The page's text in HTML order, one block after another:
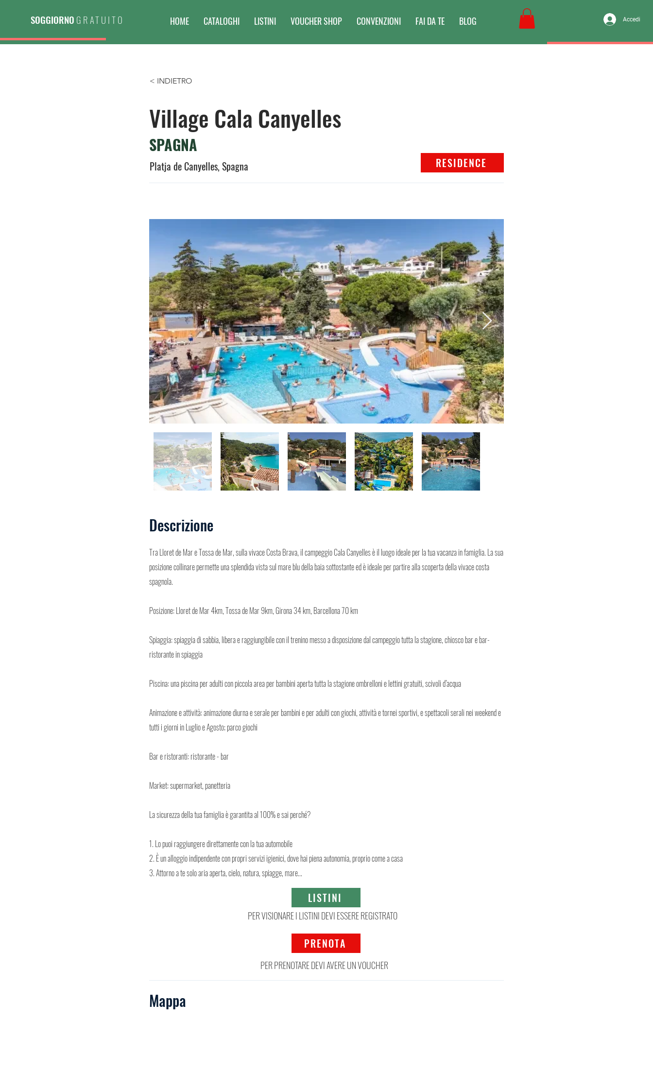
SOGGIORNO GRATUITO HOME CATALOGHI LISTINI VOUCHER SHOP CONVENZIONI FAI DA TE BLOG Accedi
< INDIETRO
Village Cala Canyelles
SPAGNA
Platja de Canyelles, Spagna RESIDENCE
Descrizione
Tra Lloret de Mar e Tossa de Mar, sulla vivace Costa Brava, il campeggio Cala Canyelles è il luogo ideale per la tua vacanza in famiglia. La sua
posizione collinare permette una splendida vista sul mare blu della baia sottostante ed è ideale per partire alla scoperta della vivace costa
spagnola.
Posizione: Lloret de Mar 4km, Tossa de Mar 9km, Girona 34 km, Barcellona 70 km
Spiaggia: spiaggia di sabbia, libera e raggiungibile con il trenino messo a disposizione dal campeggio tutta la stagione, chiosco bar e bar-
ristorante in spiaggia
Piscina: una piscina per adulti con piccola area per bambini aperta tutta la stagione ombrelloni e lettini gratuiti, scivoli d’acqua
Animazione e attività: animazione diurna e serale per bambini e per adulti con giochi, attività e tornei sportivi, e spettacoli serali nei weekend e
tutti i giorni in Luglio e Agosto; parco giochi
Bar e ristoranti: ristorante - bar
Market: supermarket, panetteria
La sicurezza della tua famiglia è garantita al 100% e sai perché?
1. Lo puoi raggiungere direttamente con la tua automobile
2. È un alloggio indipendente con propri servizi igienici, dove hai piena autonomia, proprio come a casa
3. Attorno a te solo aria aperta, cielo, natura, spiagge, mare...
LISTINI
PER VISIONARE I LISTINI DEVI ESSERE REGISTRATO
PRENOTA
PER PRENOTARE DEVI AVERE UN VOUCHER
Mappa